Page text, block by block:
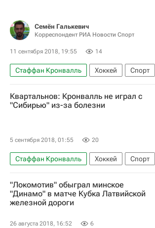
Семён Галькевич
Корреспондент РИА Новости Спорт
11 сентября 2018, 19:55 14
Стаффан Кронвалль Хоккей
Спорт
КХЛ 2025-2026
Локомотив (Ярославль)
Квартальнов: Кронвалль не играл с
"Сибирью" из-за болезни
5 сентября 2018, 01:55 20
Стаффан Кронвалль Хоккей
Спорт
Дмитрий Квартальнов
КХЛ 2025-2026
Локомотив (Ярославль)
Сибирь
"Локомотив" обыграл минское
"Динамо" в матче Кубка Латвийской
железной дороги
26 августа 2018, 16:52 6